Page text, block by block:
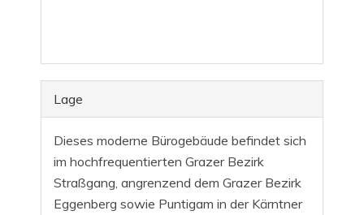
Lage
Dieses moderne Bürogebäude befindet sich
im hochfrequentierten Grazer Bezirk
Straßgang, angrenzend dem Grazer Bezirk
Eggenberg sowie Puntigam in der Kärntner